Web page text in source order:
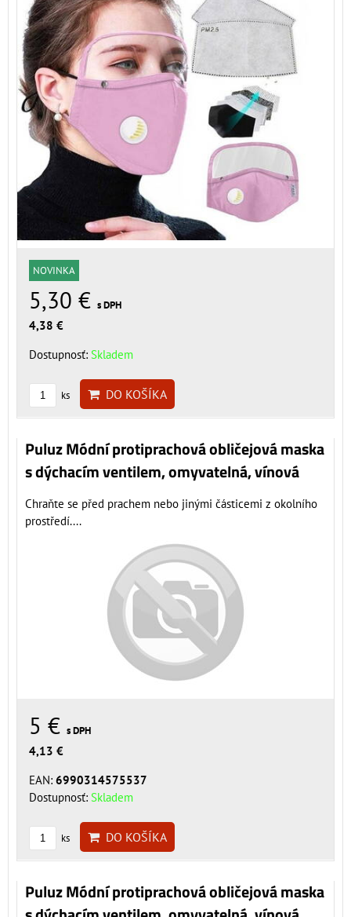
NOVINKA
5,30 € s DPH
4,38 €
Dostupnosť: Skladem
ks DO KOŠÍKA
Puluz Módní protiprachová obličejová maska
s dýchacím ventilem, omyvatelná, vínová
Chraňte se před prachem nebo jinými částicemi z okolního
prostředí....
5 € s DPH
4,13 €
EAN: 6990314575537
Dostupnosť: Skladem
ks DO KOŠÍKA
Puluz Módní protiprachová obličejová maska